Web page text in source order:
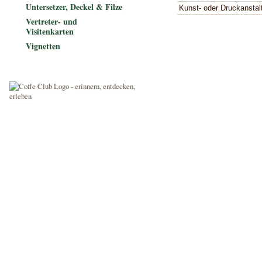
Kunst- oder
Untersetzer, Deckel & Filze
Vertreter- und
Visitenkarten
Vignetten